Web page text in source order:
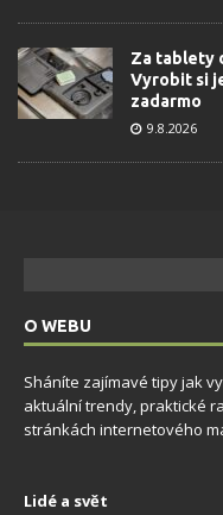
Za tablety
Vyrobit si
zadarmo
9.8.2026
O WEBU
Sháníte zajímavé tipy jak
aktuální trendy, praktické
stránkách internetového
Lidé a svět